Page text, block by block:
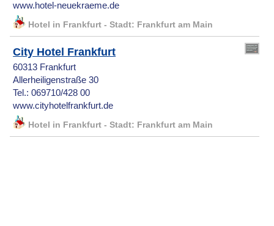
www.hotel-neuekraeme.de
Hotel in Frankfurt - Stadt: Frankfurt am Main
City Hotel Frankfurt
60313 Frankfurt
Allerheiligenstraße 30
Tel.: 069710/428 00
www.cityhotelfrankfurt.de
Hotel in Frankfurt - Stadt: Frankfurt am Main